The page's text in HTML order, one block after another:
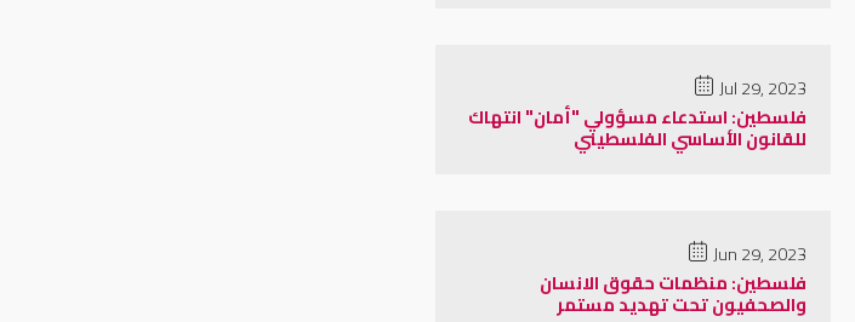
Jul 29, 2023
فلسطين: استدعاء مسؤولي "أمان" انتهاك
للقانون الأساسي الفلسطيني
Jun 29, 2023
فلسطين: منظمات حقوق الانسان
والصحفيون تحت تهديد مستمر